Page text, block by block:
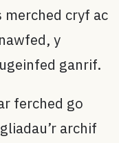
cryf ac
y
ganrif.
ferched go
archif